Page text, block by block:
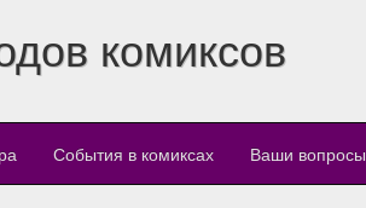
комиксов
События в комиксах Ваши вопросы